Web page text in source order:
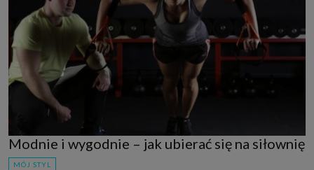
Modnie i wygodnie – jak ubierać się na siłownię
MÓJ STYL